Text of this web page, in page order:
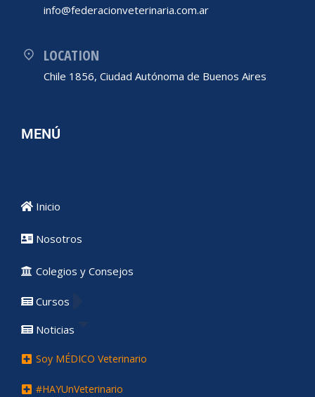
info@federacionveterinaria.com.ar
LOCATION
Chile 1856, Ciudad Autónoma de Buenos Aires
MENÚ
Inicio
Nosotros
Colegios y Consejos
Cursos
Noticias
Soy MÉDICO Veterinario
#HAYUnVeterinario